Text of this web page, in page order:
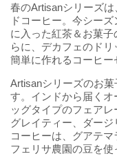
春のArtisanシリーズ
ドコーヒー。今シー
に入った紅茶＆お菓
らに、デカフェのド
簡単に作れるコーヒー
Artisanシリーズのお
す。インドから届く
ッグタイプのフェア
グレイティー、ダー
コーヒーは、グアテ
フェリサ農園の豆を使